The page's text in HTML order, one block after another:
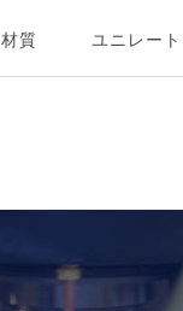
材質 ユニレート